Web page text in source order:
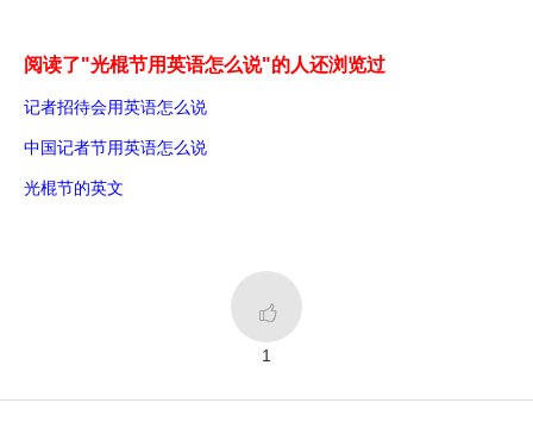
阅读了"光棍节用英语怎么说"的人还浏览过
记者招待会用英语怎么说
中国记者节用英语怎么说
光棍节的英文

1